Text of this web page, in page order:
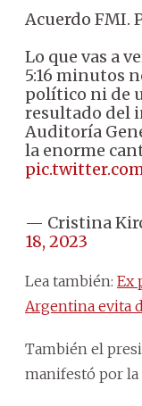
Acuerdo FMI.
Lo que vas a
5:16 minutos
político ni de
resultado del
Auditoría
la enorme
— Cristina
18, 2023
Lea también: Ex
Argentina evita
También el
manifestó por la